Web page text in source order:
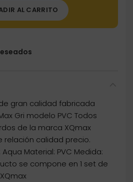
AL CARRITO
gran calidad fabricada
Gri modelo PVC Todos
de la marca XQmax
relación calidad precio.
Material: PVC Medida:
se compone en 1 set de